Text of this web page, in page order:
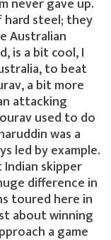
steel; they
Australian
is a bit cool, I
to beat
a bit more
attacking
used to do
was a
led by example.
skipper
difference in
toured here in
about winning
a game